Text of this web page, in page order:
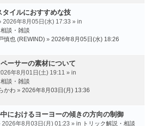
タイルにおすすめな技
2026年8月05日(水) 17:33 » in
談・雑談
慎也 (REWIND) » 2026年8月05日(水) 18:26
ーサーの素材について
年8月01日(土) 19:11 » in
談・雑談
かわ » 2026年8月03日(月) 13:36
におけるヨーヨーの傾きの方向の制御
2026年8月03日(月) 01:23 » in トリック解説・相談